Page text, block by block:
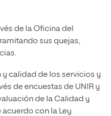
de la Oficina del
sus quejas,
calidad de los servicios y
de encuestas de UNIR y
de la Calidad y
con la Ley